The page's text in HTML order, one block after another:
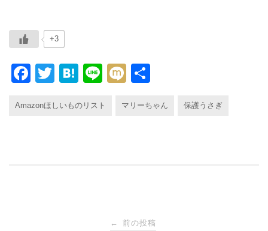
+3
F
c
T
tt
H
e
Li
e
M
Amazonほしいものリスト マリーちゃん 保護うさぎ
← 前の投稿